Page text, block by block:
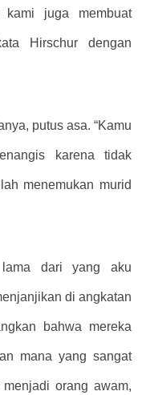
kami juga membuat
Hirschur dengan
putus asa. “Kamu
karena tidak
menemukan murid
dari yang aku
di angkatan
bahwa mereka
mana yang sangat
orang awam,